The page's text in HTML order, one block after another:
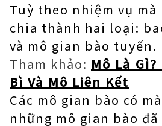
Tuỳ theo nhiệm vụ
chia thành hai loại:
và mô gian bào tuyến.
Tham khảo: Mô Là
Bì Và Mô Liên Kết
Các mô gian bào có
những mô gian bào